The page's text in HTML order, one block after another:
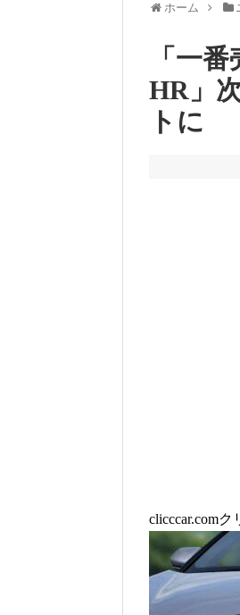
ホーム
「一
HR」
トに
clicccar.comク